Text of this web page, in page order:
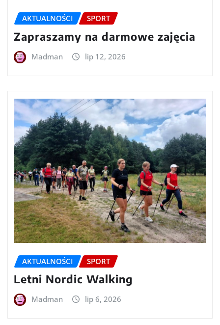
AKTUALNOŚCI SPORT
Zapraszamy na darmowe zajęcia
Madman lip 12, 2026
AKTUALNOŚCI SPORT
Letni Nordic Walking
Madman lip 6, 2026